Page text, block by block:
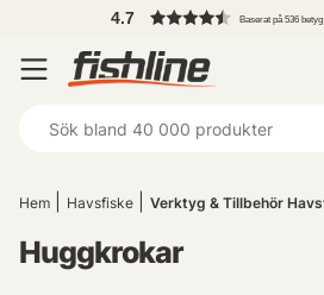
4.7 Baserat på 536 betyg
Hem Havsfiske Verktyg & Tillbehör
Huggkrokar